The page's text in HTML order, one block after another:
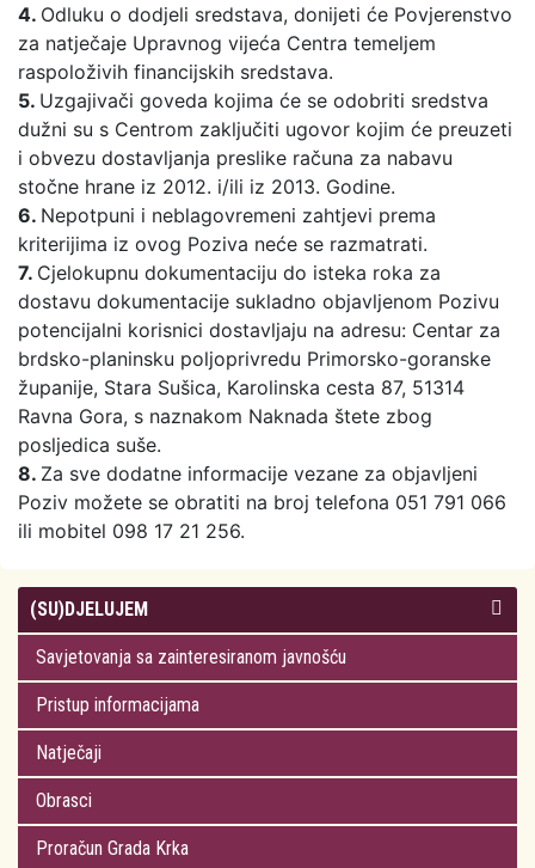
4. Odluku o dodjeli sredstava, donijeti će Povjerenstvo
za natječaje Upravnog vijeća Centra temeljem
raspoloživih financijskih sredstava.
5. Uzgajivači goveda kojima će se odobriti sredstva
dužni su s Centrom zaključiti ugovor kojim će preuzeti
i obvezu dostavljanja preslike računa za nabavu
stočne hrane iz 2012. i/ili iz 2013. Godine.
6. Nepotpuni i neblagovremeni zahtjevi prema
kriterijima iz ovog Poziva neće se razmatrati.
7. Cjelokupnu dokumentaciju do isteka roka za
dostavu dokumentacije sukladno objavljenom Pozivu
potencijalni korisnici dostavljaju na adresu: Centar za
brdsko-planinsku poljoprivredu Primorsko-goranske
županije, Stara Sušica, Karolinska cesta 87, 51314
Ravna Gora, s naznakom Naknada štete zbog
posljedica suše.
8. Za sve dodatne informacije vezane za objavljeni
Poziv možete se obratiti na broj telefona 051 791 066
ili mobitel 098 17 21 256.
(SU)DJELUJEM
Savjetovanja sa zainteresiranom javnošću
Pristup informacijama
Natječaji
Obrasci
Proračun Grada Krka